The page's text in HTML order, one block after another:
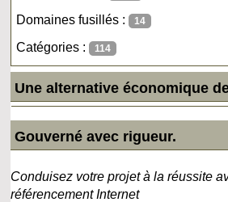
Domaines fusillés : 14
Catégories : 114
Une alternative économique
Gouverné avec rigueur.
Conduisez votre projet à la réussite
référencement Internet